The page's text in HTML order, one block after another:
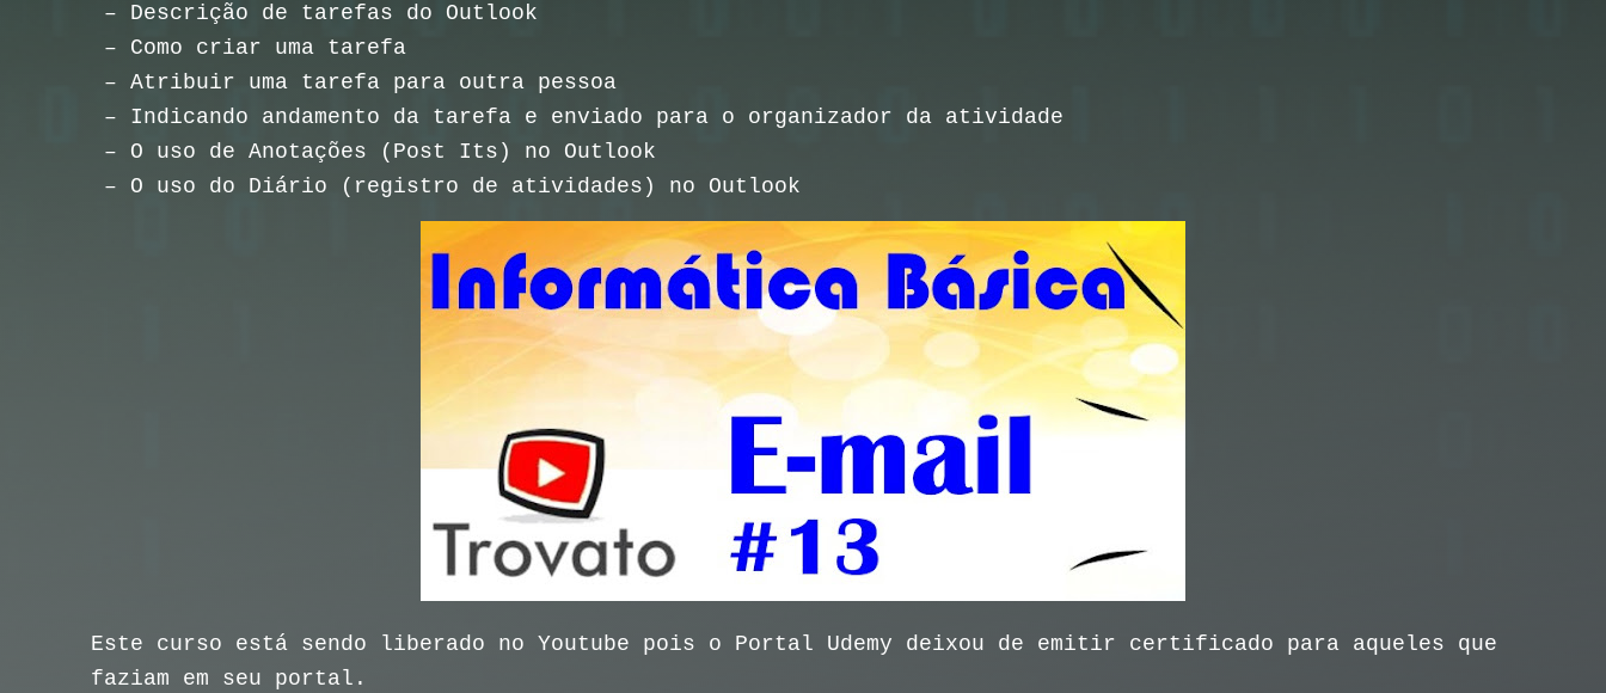
– Descrição de tarefas do Outlook
– Como criar uma tarefa
– Atribuir uma tarefa para outra pessoa
– Indicando andamento da tarefa e enviado para o organizador da atividade
– O uso de Anotações (Post Its) no Outlook
– O uso do Diário (registro de atividades) no Outlook
Este curso está sendo liberado no Youtube pois o Portal Udemy deixou de emitir certificado para aqueles que
faziam em seu portal.